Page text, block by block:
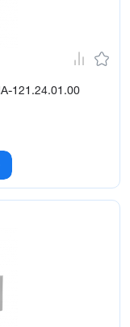
121.24.01.00